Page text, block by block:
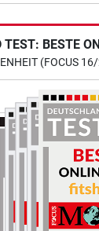
TEST: BESTE
(FOCUS